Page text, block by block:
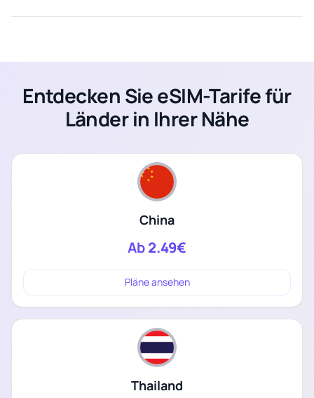
Entdecken Sie eSIM-Tarife für
Länder in Ihrer Nähe
China
Ab2.49€
Pläne ansehen
Thailand